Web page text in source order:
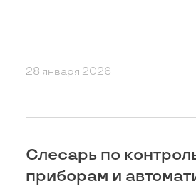
28 января 2026
Слесарь по
приборам и